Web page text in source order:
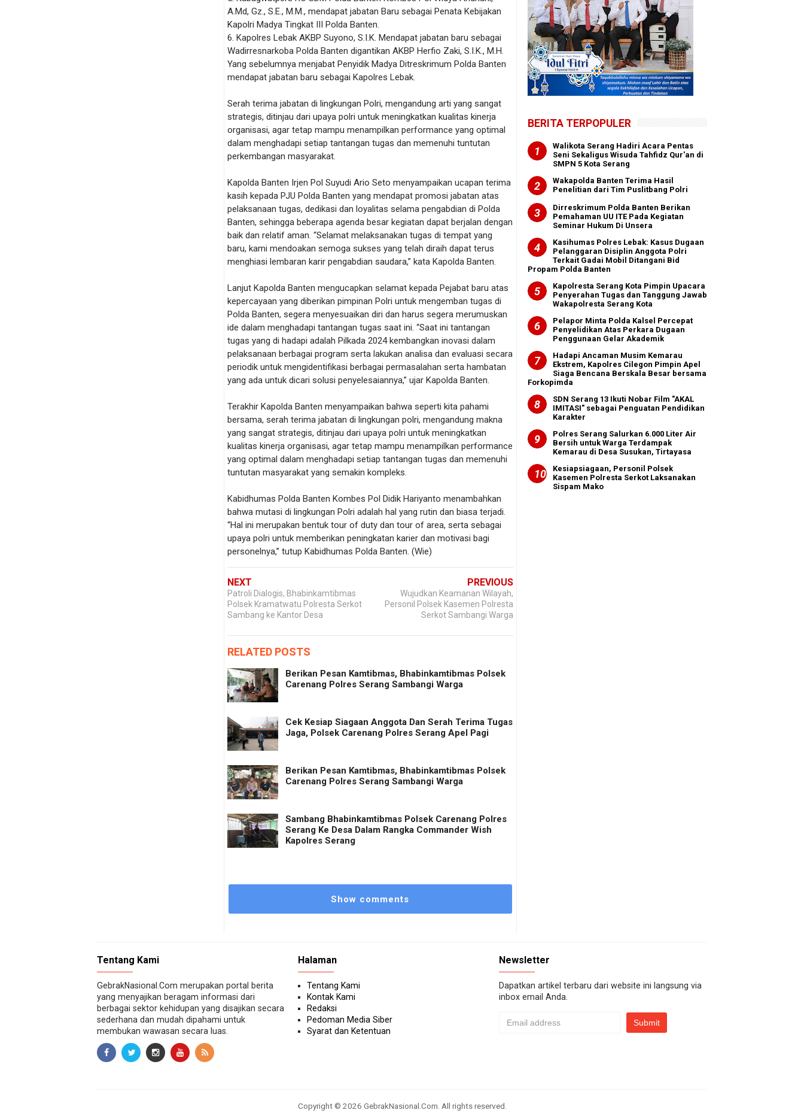
A.Md, Gz., S.E., M.M., mendapat jabatan Baru sebagai Penata Kebijakan
Kapolri Madya Tingkat III Polda Banten.
6. Kapolres Lebak AKBP Suyono, S.I.K. Mendapat jabatan baru sebagai
Wadirresnarkoba Polda Banten digantikan AKBP Herfio Zaki, S.I.K., M.H.
Yang sebelumnya menjabat Penyidik Madya Ditreskrimum Polda Banten
mendapat jabatan baru sebagai Kapolres Lebak.
Serah terima jabatan di lingkungan Polri, mengandung arti yang sangat
strategis, ditinjau dari upaya polri untuk meningkatkan kualitas kinerja
organisasi, agar tetap mampu menampilkan performance yang optimal
dalam menghadapi setiap tantangan tugas dan memenuhi tuntutan
perkembangan masyarakat.
Kapolda Banten Irjen Pol Suyudi Ario Seto menyampaikan ucapan terima
kasih kepada PJU Polda Banten yang mendapat promosi jabatan atas
pelaksanaan tugas, dedikasi dan loyalitas selama pengabdian di Polda
Banten, sehingga beberapa agenda besar kegiatan dapat berjalan dengan
baik dan relatif aman. “Selamat melaksanakan tugas di tempat yang
baru, kami mendoakan semoga sukses yang telah diraih dapat terus
menghiasi lembaran karir pengabdian saudara,” kata Kapolda Banten.
Lanjut Kapolda Banten mengucapkan selamat kepada Pejabat baru atas
kepercayaan yang diberikan pimpinan Polri untuk mengemban tugas di
Polda Banten, segera menyesuaikan diri dan harus segera merumuskan
ide dalam menghadapi tantangan tugas saat ini. “Saat ini tantangan
tugas yang di hadapi adalah Pilkada 2024 kembangkan inovasi dalam
pelaksanaan berbagai program serta lakukan analisa dan evaluasi secara
periodik untuk mengidentifikasi berbagai permasalahan serta hambatan
yang ada untuk dicari solusi penyelesaiannya,” ujar Kapolda Banten.
Terakhir Kapolda Banten menyampaikan bahwa seperti kita pahami
bersama, serah terima jabatan di lingkungan polri, mengandung makna
yang sangat strategis, ditinjau dari upaya polri untuk meningkatkan
kualitas kinerja organisasi, agar tetap mampu menampilkan performance
yang optimal dalam menghadapi setiap tantangan tugas dan memenuhi
tuntutan masyarakat yang semakin kompleks.
Kabidhumas Polda Banten Kombes Pol Didik Hariyanto menambahkan
bahwa mutasi di lingkungan Polri adalah hal yang rutin dan biasa terjadi.
“Hal ini merupakan bentuk tour of duty dan tour of area, serta sebagai
upaya polri untuk memberikan peningkatan karier dan motivasi bagi
personelnya,” tutup Kabidhumas Polda Banten. (Wie)
NEXT
Patroli Dialogis, Bhabinkamtibmas
Polsek Kramatwatu Polresta Serkot
Sambang ke Kantor Desa
PREVIOUS
Wujudkan Keamanan Wilayah,
Personil Polsek Kasemen Polresta
Serkot Sambangi Warga
RELATED POSTS
Berikan Pesan Kamtibmas, Bhabinkamtibmas Polsek
Carenang Polres Serang Sambangi Warga
Cek Kesiap Siagaan Anggota Dan Serah Terima Tugas
Jaga, Polsek Carenang Polres Serang Apel Pagi
Berikan Pesan Kamtibmas, Bhabinkamtibmas Polsek
Carenang Polres Serang Sambangi Warga
Sambang Bhabinkamtibmas Polsek Carenang Polres
Serang Ke Desa Dalam Rangka Commander Wish
Kapolres Serang
Show comments
BERITA TERPOPULER
Walikota Serang Hadiri Acara Pentas
Seni Sekaligus Wisuda Tahfidz Qur'an di
SMPN 5 Kota Serang
Wakapolda Banten Terima Hasil
Penelitian dari Tim Puslitbang Polri
Dirreskrimum Polda Banten Berikan
Pemahaman UU ITE Pada Kegiatan
Seminar Hukum Di Unsera
Kasihumas Polres Lebak: Kasus Dugaan
Pelanggaran Disiplin Anggota Polri
Terkait Gadai Mobil Ditangani Bid
Propam Polda Banten
Kapolresta Serang Kota Pimpin Upacara
Penyerahan Tugas dan Tanggung Jawab
Wakapolresta Serang Kota
Pelapor Minta Polda Kalsel Percepat
Penyelidikan Atas Perkara Dugaan
Penggunaan Gelar Akademik
Hadapi Ancaman Musim Kemarau
Ekstrem, Kapolres Cilegon Pimpin Apel
Siaga Bencana Berskala Besar bersama
Forkopimda
SDN Serang 13 Ikuti Nobar Film "AKAL
IMITASI" sebagai Penguatan Pendidikan
Karakter
Polres Serang Salurkan 6.000 Liter Air
Bersih untuk Warga Terdampak
Kemarau di Desa Susukan, Tirtayasa
Kesiapsiagaan, Personil Polsek
Kasemen Polresta Serkot Laksanakan
Sispam Mako
Tentang Kami
GebrakNasional.Com merupakan portal berita
yang menyajikan beragam informasi dari
berbagai sektor kehidupan yang disajikan secara
sederhana dan mudah dipahami untuk
membukan wawasan secara luas.
Halaman
Tentang Kami
Kontak Kami
Redaksi
Pedoman Media Siber
Syarat dan Ketentuan
Newsletter
Dapatkan artikel terbaru dari website ini langsung via
inbox email Anda.
Copyright © 2026 GebrakNasional.Com . All rights reserved.